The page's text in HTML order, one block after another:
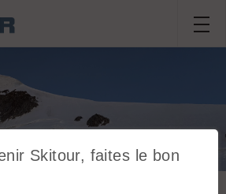
Blanc depuis Cham
Skitour, faites le bon